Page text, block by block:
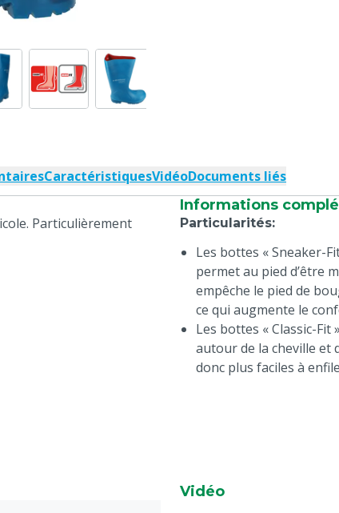
CaractéristiquesVidéoDocuments liés
Particulièrement
Informations
Particularités:
Les bottes « Sneaker-
permet au pied d’être
empêche le pied de
ce qui augmente le
Les bottes « Classic-
autour de la cheville et
donc plus faciles à
Vidéo